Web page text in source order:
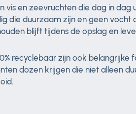
vis en zeevruchten die dag in dag
die duurzaam zijn en geen
blijft tijdens de opslag en
recyclebaar zijn ook
dozen krijgen die niet alleen